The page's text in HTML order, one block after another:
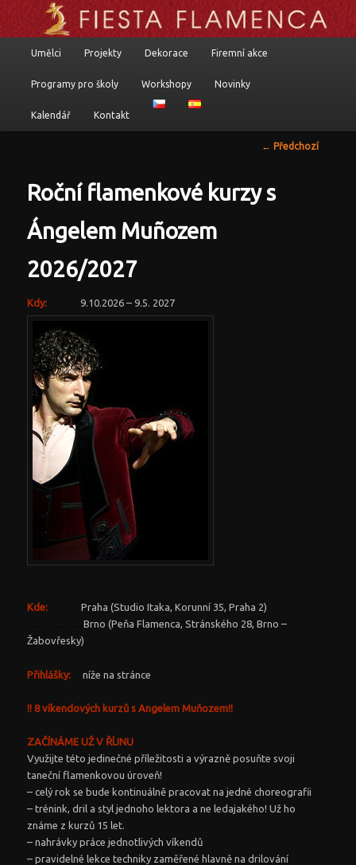
Flamenkoví umělci, programy a komponované pořady
Přejít k hlavnímu obsahu webu
Přejít k obsahu postranního panelu
Umělci Projekty Dekorace Firemní akce
Programy pro školy Workshopy Novinky
Kalendář Kontakt
Navigace pro
← Předchozí
Roční flamenkové kurzy s
Ángelem Muñozem
2026/2027
Kdy: 9.10.2026 – 9.5. 2027
Kde: Praha (Studio Itaka, Korunní 35, Praha 2)
……………..Brno (Peňa Flamenca, Stránského 28, Brno –
Žabovřesky)
Přihlášky: níže na stránce
!! 8 víkendových kurzů s Angelem Muňozem!!
ZAČÍNÁME UŽ V ŘÍJNU
Využijte této jedinečné příležitosti a výrazně posuňte svoji
taneční flamenkovou úroveň!
– celý rok se bude kontinuálně pracovat na jedné choreografii
– trénink, dril a styl jednoho lektora a ne ledajakého! Už ho
známe z kurzů 15 let.
– nahrávky práce jednotlivých víkendů
– pravidelné lekce techniky zaměřené hlavně na drilování